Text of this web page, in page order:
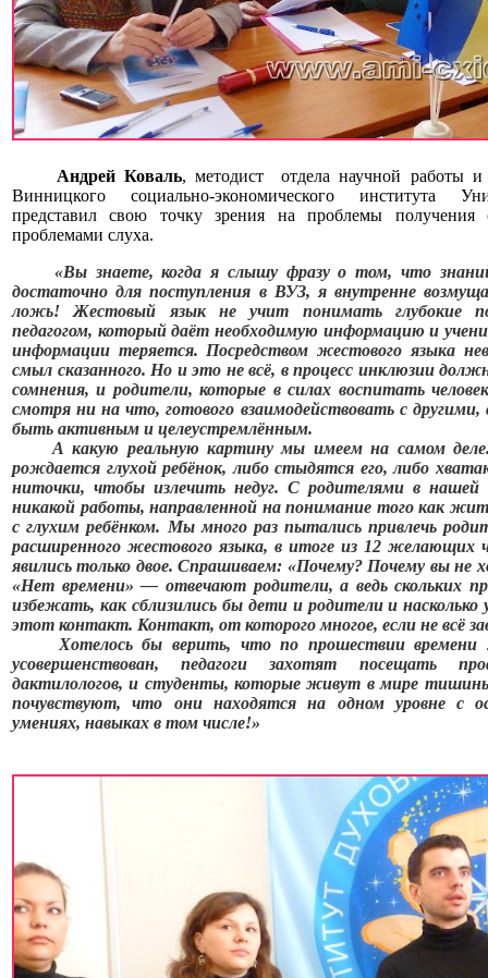
Андрей Коваль, методист отдела научной работы и
Винницкого социально-экономического института
представил свою точку зрения на проблемы получения
проблемами слуха.
«Вы знаете, когда я слышу фразу о том, что
достаточно для поступления в ВУЗ, я внутренне
ложь! Жестовый язык не учит понимать глубокие
педагогом, который даёт необходимую информацию и
информации теряется. Посредством жестового языка
смыл сказанного. Но и это не всё, в процесс инклюзии
сомнения, и родители, которые в силах воспитать
смотря ни на что, готового взаимодействовать с другими,
быть активным и целеустремлённым.
А какую реальную картину мы имеем на самом деле.
рождается глухой ребёнок, либо стыдятся его, либо
ниточки, чтобы излечить недуг. С родителями в нашей
никакой работы, направленной на понимание того как
с глухим ребёнком. Мы много раз пытались привлечь
расширенного жестового языка, в итоге из 12 желающих
явились только двое. Спрашиваем: «Почему? Почему вы не
«Нет времени» — отвечают родители, а ведь скольких
избежать, как сблизились бы дети и родители и
этот контакт. Контакт, от которого многое, если не всё
Хотелось бы верить, что по прошествии времени
усовершенствован, педагоги захотят посещать
дактилологов, и студенты, которые живут в мире
почувствуют, что они находятся на одном уровне с
умениях, навыках в том числе!»